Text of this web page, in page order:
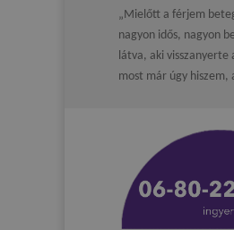
„Mielőtt a férjem
nagyon idős, nagyon
látva, aki
most már úgy hiszem,